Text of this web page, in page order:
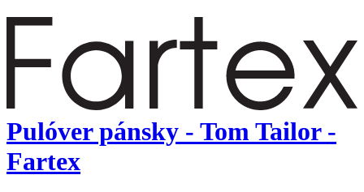
Pulóver pánsky - Tom Tailor -
Fartex